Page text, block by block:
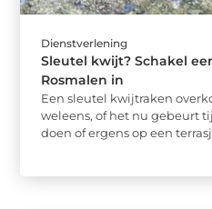
Dienstverlening
Sleutel kwijt? Schakel
Rosmalen in
Een sleutel kwijtraken
weleens, of het nu gebeurt
doen of ergens op een